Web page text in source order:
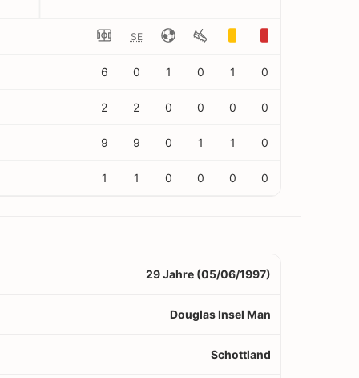
SE
6 0 1 0 1 0
2 2 0 0 0 0
9 9 0 1 1 0
1 1 0 0 0 0
29 Jahre (05/06/1997)
Douglas Insel Man
Schottland